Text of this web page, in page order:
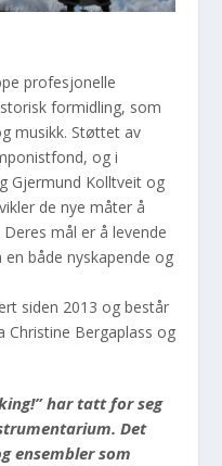
profesjonelle
formidling, som
musikk. Støttet av
og i
Gjermund Kolltveit og
de nye måter å
mål er å levende
både nyskapende og
siden 2013 og består
Christine Bergaplass og
har tatt for seg
Det
ensembler som